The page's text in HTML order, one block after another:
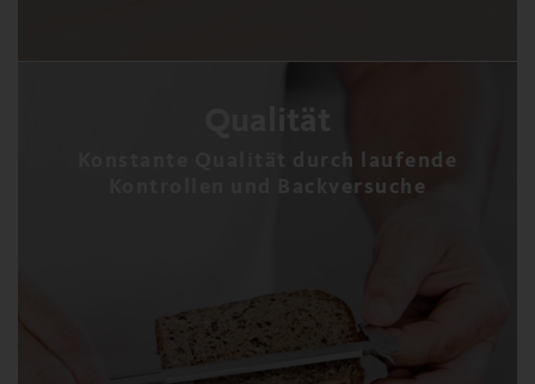
Konstante Qualität durch laufende
Kontrollen und Backversuche